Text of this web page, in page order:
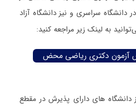
سراسری و نیز دانشگاه آزاد
آزمون دکتری ریاضی محض
دانشگاه های دارای پذیرش در مقطع